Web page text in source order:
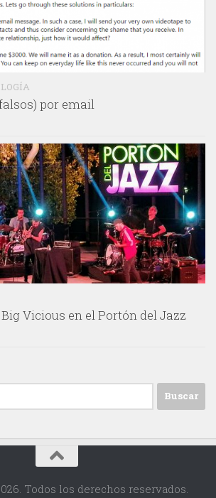
por email
Vicious en el Portón del Jazz
Todos los derechos reservados.